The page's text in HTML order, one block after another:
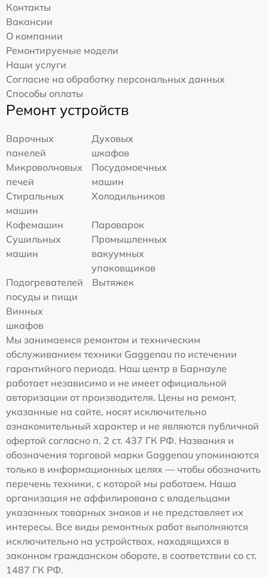
Контакты
Вакансии
О компании
Ремонтируемые модели
Наши услуги
Согласие на обработку персональных данных
Способы оплаты
Ремонт устройств
Варочных
панелей
Духовых
шкафов
Микроволновых
печей
Посудомоечных
машин
Стиральных
машин
Холодильников
Кофемашин
Пароварок
Сушильных
машин
Промышленных
вакуумных
упаковщиков
Подогревателей
посуды и пищи
Вытяжек
Винных
шкафов
Мы занимаемся ремонтом и техническим
обслуживанием техники Gaggenau по истечении
гарантийного периода. Наш центр в Барнауле
работает независимо и не имеет официальной
авторизации от производителя. Цены на ремонт,
указанные на сайте, носят исключительно
ознакомительный характер и не являются публичной
офертой согласно п. 2 ст. 437 ГК РФ. Названия и
обозначения торговой марки Gaggenau упоминаются
только в информационных целях — чтобы обозначить
перечень техники, с которой мы работаем. Наша
организация не аффилирована с владельцами
указанных товарных знаков и не представляет их
интересы. Все виды ремонтных работ выполняются
исключительно на устройствах, находящихся в
законном гражданском обороте, в соответствии со ст.
1487 ГК РФ.